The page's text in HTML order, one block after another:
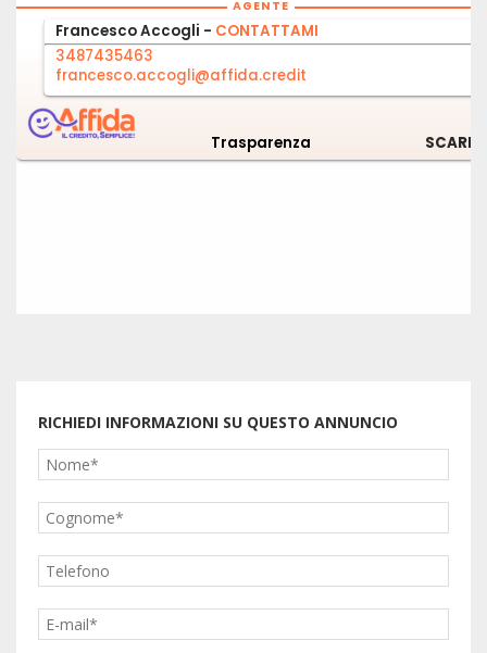
RICHIEDI INFORMAZIONI SU QUESTO ANNUNCIO